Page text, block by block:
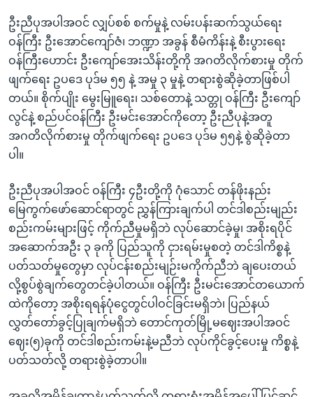
ဦးညီပုအပါအဝင် လျှပ်စစ် စက်မှုနဲ့ လမ်းပန်းဆက်သွယ်ရေး
ဝန်ကြီး ဦးအောင်ကျော်ဇံ၊ ဘဏ္ဍာ အခွန် စီမံကိန်းနဲ့ စီးပွားရေး
ဝန်ကြီးဟောင်း ဦးကျော်အေးသိန်းတို့ကို အဂတိလိုက်စားမှု တိုက်
ဖျက်ရေး ဥပဒေ ပုဒ်မ ၅၅ နဲ့ အမှု ၃ မှုနဲ့ တရားစွဲဆိုခဲ့တာဖြစ်ပါ
တယ်။ စိုက်ပျိုး မွေးမြူရေး၊ သစ်တောနဲ့ သတ္တု ဝန်ကြီး ဦးကျော်
လွင်နဲ့ စည်ပင်ဝန်ကြီး ဦးမင်းအောင်ကိုတော့ ဦးညီပုနဲ့အတူ
အဂတိလိုက်စားမှု တိုက်ဖျက်ရေး ဥပဒေ ပုဒ်မ ၅၅နဲ့ စွဲဆိုခဲ့တာ
ပါ။
ဦးညီပုအပါအဝင် ဝန်ကြီး ၄ဦးတို့ကို ဂုံသောင် တန်ဖိုးနည်း
မြေကွက်ဖော်ဆောင်ရာတွင် ညွှန်ကြားချက်ပါ တင်ဒါစည်းမျည်း
စည်းကမ်းများဖြင့် ကိုက်ညီမှုမရှိဘဲ လုပ်ဆောင်ခဲ့မှု၊ အစိုးရပိုင်
အဆောက်အဦး ၃ ခုကို ပြည်သူကို ငှားရမ်းမှုစတဲ့ တင်ဒါကိစ္စနဲ့
ပတ်သတ်မှုတွေမှာ လုပ်ငန်းစည်းမျဉ်းမကိုက်ညီဘဲ ချပေးတယ်
လို့စွပ်စွဲချက်တွေတင်ခဲ့ပါတယ်။ ဝန်ကြီး ဦးမင်းအောင်တယောက်
ထဲကိုတော့ အစိုးရရန်ပုံငွေတွင်ပါဝင်ခြင်းမရှိဘဲ၊ ပြည်နယ်
လွှတ်တော်ခွင့်ပြုချက်မရှိဘဲ တောင်ကုတ်မြို့မဈေးအပါအဝင်
ဈေး(၅)ခုကို တင်ဒါစည်းကမ်းနဲ့မညီဘဲ လုပ်ကိုင်ခွင့်ပေးမှု ကိစ္စနဲ့
ပတ်သတ်လို့ တရားစွဲခဲ့တာပါ။